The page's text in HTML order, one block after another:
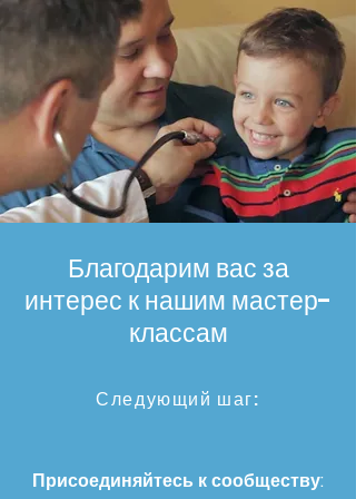
Благодарим вас за
интерес к нашим мастер-
классам
Следующий шаг:
Присоединяйтесь ксообществу: